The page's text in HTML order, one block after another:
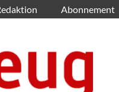
Abonnement